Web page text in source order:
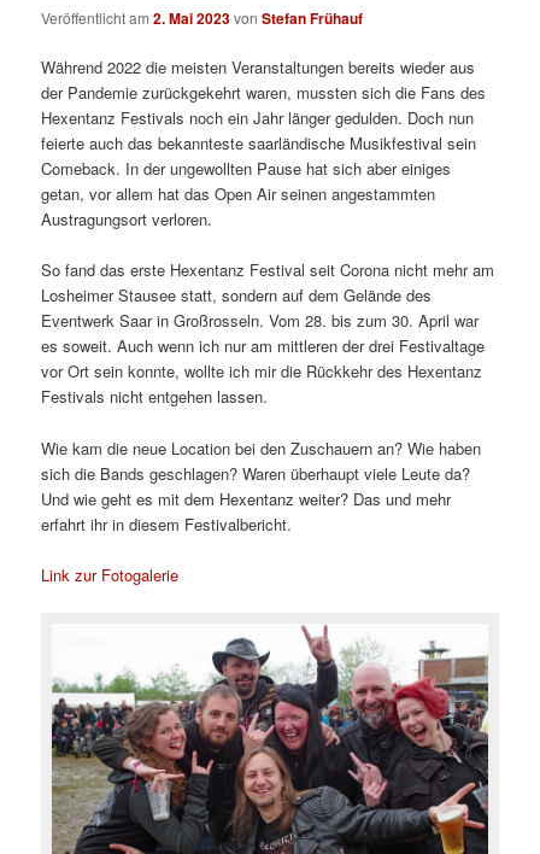
Veröffentlicht am2. Mai 2023vonStefan Frühauf
Während 2022 die meisten Veranstaltungen bereits wieder aus
der Pandemie zurückgekehrt waren, mussten sich die Fans des
Hexentanz Festivals noch ein Jahr länger gedulden. Doch nun
feierte auch das bekannteste saarländische Musikfestival sein
Comeback. In der ungewollten Pause hat sich aber einiges
getan, vor allem hat das Open Air seinen angestammten
Austragungsort verloren.
So fand das erste Hexentanz Festival seit Corona nicht mehr am
Losheimer Stausee statt, sondern auf dem Gelände des
Eventwerk Saar in Großrosseln. Vom 28. bis zum 30. April war
es soweit. Auch wenn ich nur am mittleren der drei Festivaltage
vor Ort sein konnte, wollte ich mir die Rückkehr des Hexentanz
Festivals nicht entgehen lassen.
Wie kam die neue Location bei den Zuschauern an? Wie haben
sich die Bands geschlagen? Waren überhaupt viele Leute da?
Und wie geht es mit dem Hexentanz weiter? Das und mehr
erfahrt ihr in diesem Festivalbericht.
Link zur Fotogalerie